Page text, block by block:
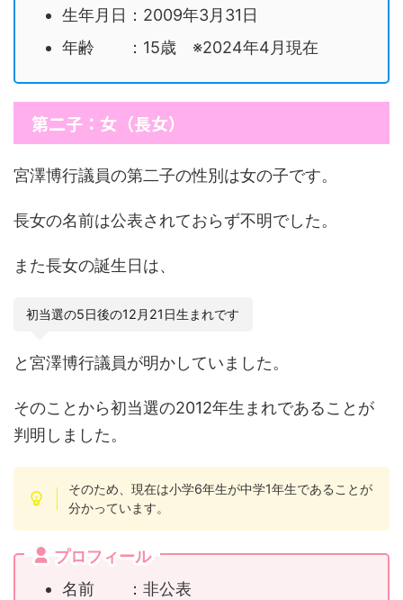
生年月日：2009年3月31日
年齢 ：15歳 ※2024年4月現在
第二子：女（長女）
宮澤博行議員の第二子の性別は女の子です。
長女の名前は公表されておらず不明でした。
また長女の誕生日は、
初当選の5日後の12月21日生まれです
と宮澤博行議員が明かしていました。
そのことから初当選の2012年生まれであることが
判明しました。
そのため、現在は小学6年生が中学1年生であることが
分かっています。
プロフィール
名前 ：非公表